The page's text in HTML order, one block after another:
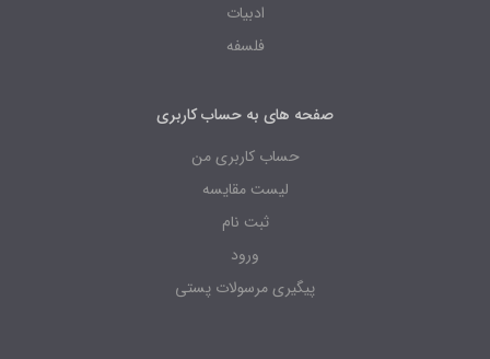
ادبیات
فلسفه
صفحه های به حساب کاربری
حساب کاربری من
لیست مقایسه
ثبت نام
ورود
پیگیری مرسولات پستی